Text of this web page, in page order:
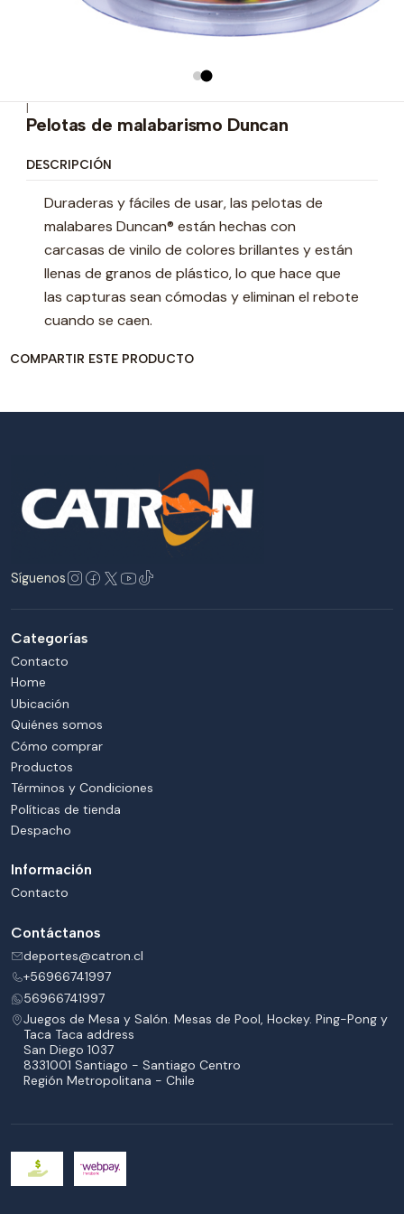
|
Pelotas de malabarismo Duncan
DESCRIPCIÓN
Duraderas y fáciles de usar, las pelotas de
malabares Duncan® están hechas con
carcasas de vinilo de colores brillantes y están
llenas de granos de plástico, lo que hace que
las capturas sean cómodas y eliminan el rebote
cuando se caen.
COMPARTIR ESTE PRODUCTO
Síguenos
Categorías
Contacto
Home
Ubicación
Quiénes somos
Cómo comprar
Productos
Términos y Condiciones
Políticas de tienda
Despacho
Información
Contacto
Contáctanos
deportes@catron.cl
+56966741997
56966741997
Juegos de Mesa y Salón. Mesas de Pool, Hockey. Ping-Pong y
Taca Taca address
San Diego 1037
8331001 Santiago - Santiago Centro
Región Metropolitana - Chile